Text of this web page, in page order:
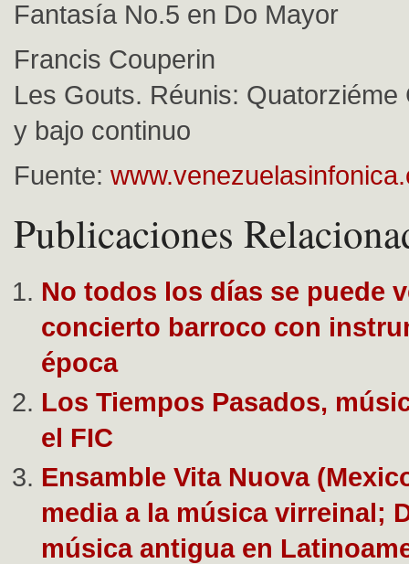
Fantasía No.5 en Do Mayor
Francis Couperin
Les Gouts. Réunis: Quatorziéme
y bajo continuo
Fuente:
Publicaciones
No todos los días se puede
concierto barroco con
época
Los Tiempos Pasados,
el FIC
Ensamble Vita Nuova
media a la música virreinal;
música antigua en